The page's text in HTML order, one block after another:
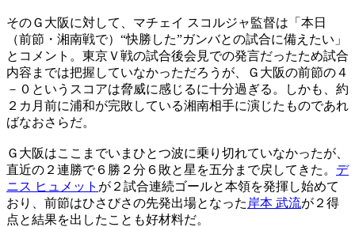
そのＧ大阪に対して、マチェイ スコルジャ監督は「本日
（前節・湘南戦で）“快勝した”ガンバとの試合に備えたい」
とコメント。東京Ｖ戦の試合後会見での発言だったため試合
内容までは把握していなかっただろうが、Ｇ大阪の前節の４
－０というスコアは脅威に感じるに十分過ぎる。しかも、約
２カ月前に浦和が完敗している湘南相手に演じたものであれ
ばなおさらだ。
Ｇ大阪はここまでいまひとつ波に乗り切れていなかったが、
直近の２連勝で６勝２分６敗と星を五分まで戻してきた。 デ
ニス ヒュメット が２試合連続ゴールと本領を発揮し始めて
おり、前節はひさびさの先発出場となった 岸本 武流が２得
点と結果を出したことも好材料だ。